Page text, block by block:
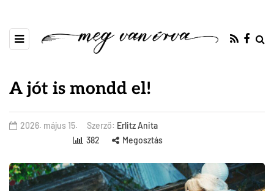
A jót is mondd el!
2026. május 15. Szerző: Erlitz Anita
382
Megosztás